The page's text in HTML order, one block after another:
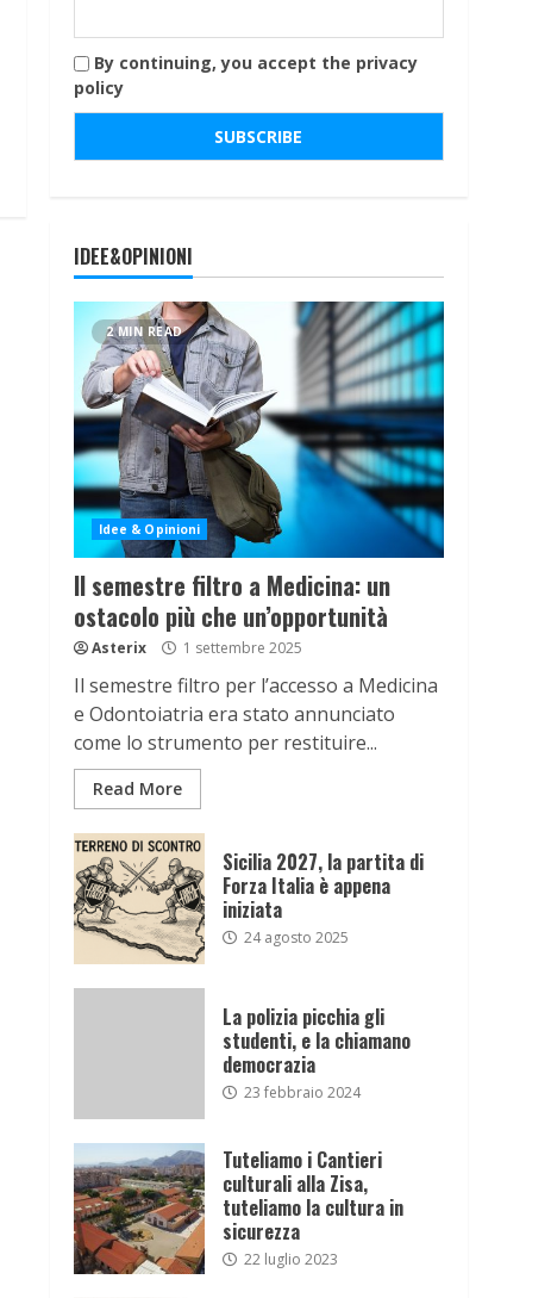
By continuing, you accept the privacy
policy
IDEE&OPINIONI
2 MIN READ
Idee & Opinioni
Il semestre filtro a Medicina: un
ostacolo più che un’opportunità
Asterix 1 settembre 2025
Il semestre filtro per l’accesso a Medicina
e Odontoiatria era stato annunciato
come lo strumento per restituire...
Read More
Sicilia 2027, la partita di
Forza Italia è appena
iniziata
24 agosto 2025
La polizia picchia gli
studenti, e la chiamano
democrazia
23 febbraio 2024
Tuteliamo i Cantieri
culturali alla Zisa,
tuteliamo la cultura in
sicurezza
22 luglio 2023